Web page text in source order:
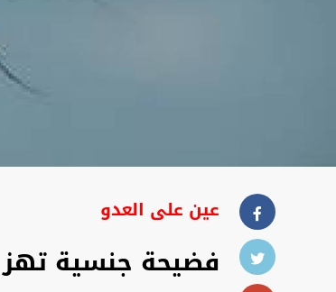
عين علی العدو
فضيحة جنسية تهز